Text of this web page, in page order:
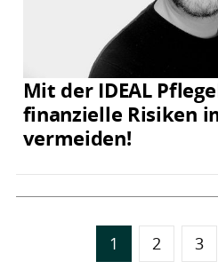
Mit der IDEAL
finanzielle Risiken
vermeiden!
1 2 3